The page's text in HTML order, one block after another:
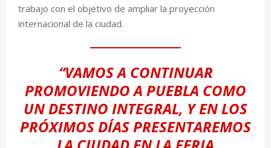
trabajo con el objetivo de ampliar la proyección
internacional de la ciudad.
“VAMOS A CONTINUAR
PROMOVIENDO A PUEBLA COMO
UN DESTINO INTEGRAL, Y EN LOS
PRÓXIMOS DÍAS PRESENTAREMOS